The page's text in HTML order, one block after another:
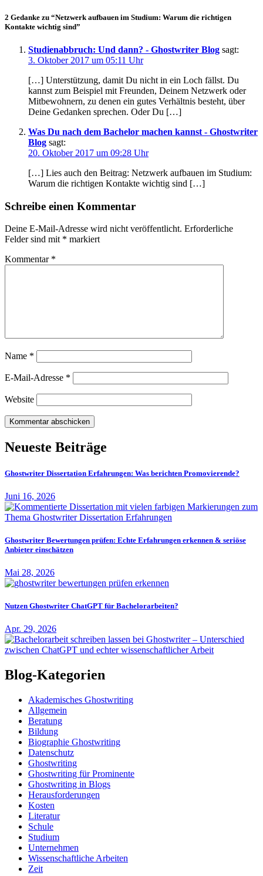
2 Gedanke zu “Netzwerk aufbauen im Studium: Warum die richtigen
Kontakte wichtig sind”
Studienabbruch: Und dann? - Ghostwriter Blog sagt:
3. Oktober 2017 um 05:11 Uhr
[…] Unterstützung, damit Du nicht in ein Loch fällst. Du
kannst zum Beispiel mit Freunden, Deinem Netzwerk oder
Mitbewohnern, zu denen ein gutes Verhältnis besteht, über
Deine Gedanken sprechen. Oder Du […]
Was Du nach dem Bachelor machen kannst - Ghostwriter
Blog sagt:
20. Oktober 2017 um 09:28 Uhr
[…] Lies auch den Beitrag: Netzwerk aufbauen im Studium:
Warum die richtigen Kontakte wichtig sind […]
Schreibe einen Kommentar
Deine E-Mail-Adresse wird nicht veröffentlicht. Erforderliche
Felder sind mit * markiert
Kommentar *
Name *
E-Mail-Adresse *
Website
Neueste Beiträge
Ghostwriter Dissertation Erfahrungen: Was berichten Promovierende?
Juni 16, 2026
Ghostwriter Bewertungen prüfen: Echte Erfahrungen erkennen & seriöse
Anbieter einschätzen
Mai 28, 2026
Nutzen Ghostwriter ChatGPT für Bachelorarbeiten?
Apr. 29, 2026
Blog-Kategorien
Akademisches Ghostwriting
Allgemein
Beratung
Bildung
Biographie Ghostwriting
Datenschutz
Ghostwriting
Ghostwriting für Prominente
Ghostwriting in Blogs
Herausforderungen
Kosten
Literatur
Schule
Studium
Unternehmen
Wissenschaftliche Arbeiten
Zeit